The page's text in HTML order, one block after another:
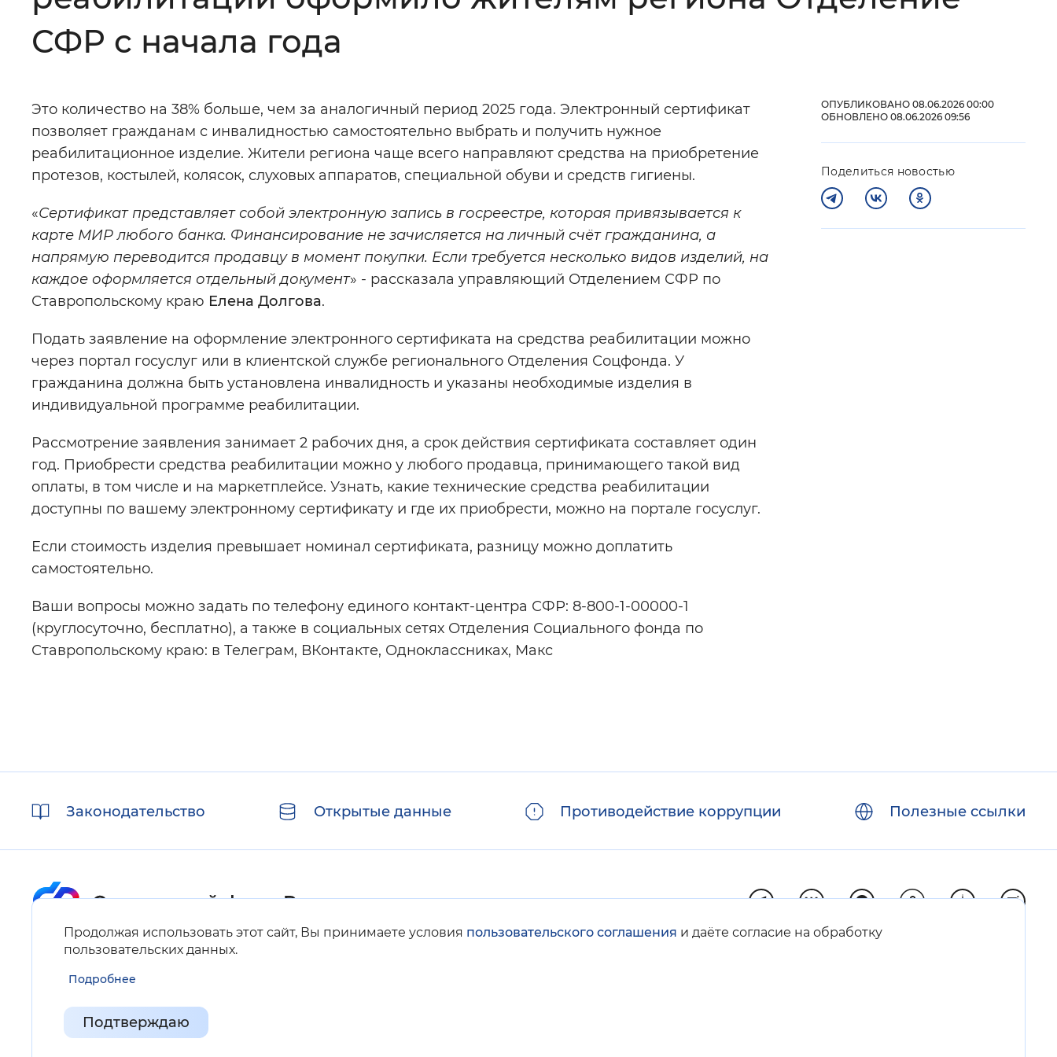
Звуковой ассистент: Воспроизвести Остановить Повторить
Вернуть стандартные настройки
СФР с начала года
Это количество на 38% больше, чем за аналогичный период 2025 года. Электронный сертификат
позволяет гражданам с инвалидностью самостоятельно выбрать и получить нужное
реабилитационное изделие. Жители региона чаще всего направляют средства на приобретение
протезов, костылей, колясок, слуховых аппаратов, специальной обуви и средств гигиены.
«Сертификат представляет собой электронную запись в госреестре, которая привязывается к
карте МИР любого банка. Финансирование не зачисляется на личный счёт гражданина, а
напрямую переводится продавцу в момент покупки. Если требуется несколько видов изделий, на
каждое оформляется отдельный документ» - рассказала управляющий Отделением СФР по
Ставропольскому краю Елена Долгова.
Подать заявление на оформление электронного сертификата на средства реабилитации можно
через портал госуслуг или в клиентской службе регионального Отделения Соцфонда. У
гражданина должна быть установлена инвалидность и указаны необходимые изделия в
индивидуальной программе реабилитации.
Рассмотрение заявления занимает 2 рабочих дня, а срок действия сертификата составляет один
год. Приобрести средства реабилитации можно у любого продавца, принимающего такой вид
оплаты, в том числе и на маркетплейсе. Узнать, какие технические средства реабилитации
доступны по вашему электронному сертификату и где их приобрести, можно на портале госуслуг.
Если стоимость изделия превышает номинал сертификата, разницу можно доплатить
самостоятельно.
Ваши вопросы можно задать по телефону единого контакт-центра СФР: 8-800-1-00000-1
(круглосуточно, бесплатно), а также в социальных сетях Отделения Социального фонда по
Ставропольскому краю: в Телеграм, ВКонтакте, Одноклассниках, Макс
ОПУБЛИКОВАНО 08.06.2026 00:00
ОБНОВЛЕНО 08.06.2026 09:56
Поделиться новостью
Продолжая использовать этот сайт, Вы принимаете условия пользовательского соглашения и даёте согласие на обработку
пользовательских данных.
Подробнее
Подтверждаю
ссылкиЗаконодательство Открытые данные Противодействие коррупции Полезные ссылки
Карта сайта
Нашли ошибку на сайте?